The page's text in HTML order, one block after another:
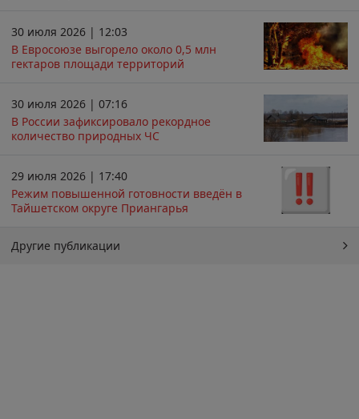
30 июля 2026 | 12:03
В Евросоюзе выгорело около 0,5 млн
гектаров площади территорий
30 июля 2026 | 07:16
В России зафиксировало рекордное
количество природных ЧС
29 июля 2026 | 17:40
Режим повышенной готовности введён в
Тайшетском округе Приангарья
Другие публикации